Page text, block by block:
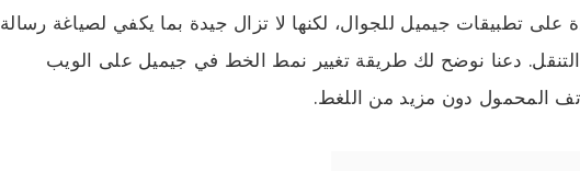
على تطبيقات جيميل للجوال، لكنها لا تزال جيدة بما يكفي لصياغة رسالة
التنقل. دعنا نوضح لك طريقة تغيير نمط الخط في جيميل على الويب
المحمول دون مزيد من اللغط.